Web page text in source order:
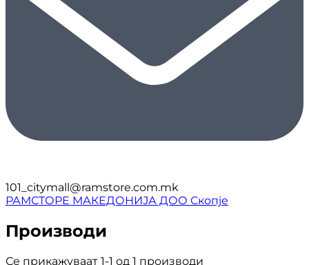
101_citymall@ramstore.com.mk
РАМСТОРЕ МАКЕДОНИЈА ДОО Скопје
Производи
Се прикажуваат 1-1 од 1 производи